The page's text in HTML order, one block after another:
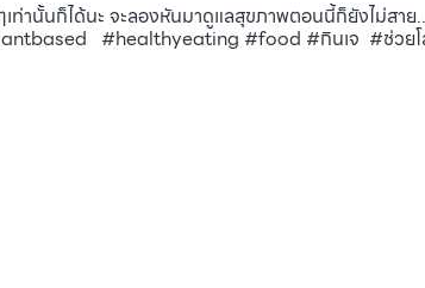
ท่านั้นก็ได้นะ จะลองหันมาดูแลสุขภาพตอนนี้ก็ยังไม่ส
#healthyeating #food #กินเจ #ช่วยโ